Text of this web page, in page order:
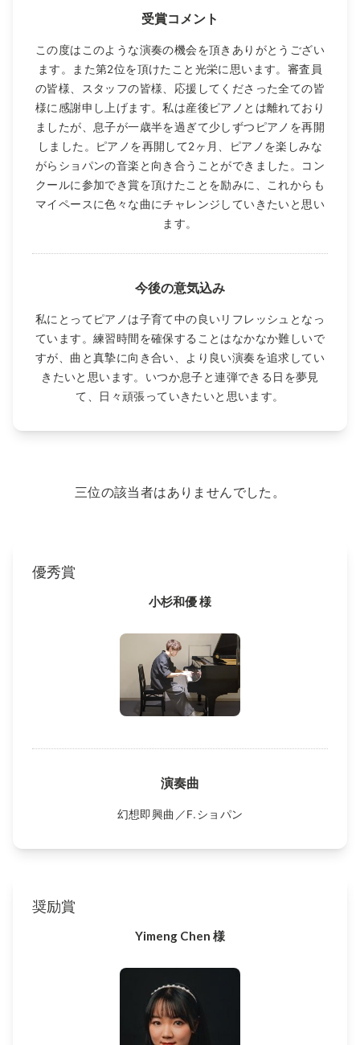
受賞コメント
この度はこのような演奏の機会を頂きありがとうござい
ます。また第2位を頂けたこと光栄に思います。審査員
の皆様、スタッフの皆様、応援してくださった全ての皆
様に感謝申し上げます。私は産後ピアノとは離れており
ましたが、息子が一歳半を過ぎて少しずつピアノを再開
しました。ピアノを再開して2ヶ月、ピアノを楽しみな
がらショパンの音楽と向き合うことができました。コン
クールに参加でき賞を頂けたことを励みに、これからも
マイペースに色々な曲にチャレンジしていきたいと思い
ます。
今後の意気込み
私にとってピアノは子育て中の良いリフレッシュとなっ
ています。練習時間を確保することはなかなか難しいで
すが、曲と真摯に向き合い、より良い演奏を追求してい
きたいと思います。いつか息子と連弾できる日を夢見
て、日々頑張っていきたいと思います。
三位の該当者はありませんでした。
優秀賞
小杉和優 様
演奏曲
幻想即興曲／F.ショパン
奨励賞
Yimeng Chen 様